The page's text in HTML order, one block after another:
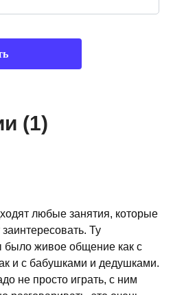
(1)
любые занятия, которые
Ту
было живое общение как с
и с бабушками и дедушками.
не просто играть, с ним